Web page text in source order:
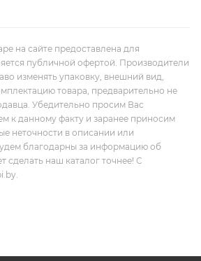
на сайте предоставлена для
публичной офертой. Производители
изменять упаковку, внешний вид,
товара, предварительно не
Убедительно просим Вас
к данному факту и заранее приносим
неточности в описании или
благодарны за информацию об
наш каталог точнее! С